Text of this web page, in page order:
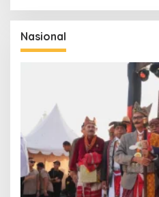
i
u
n
t
Nasional